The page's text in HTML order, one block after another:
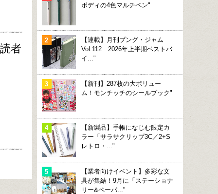
者
ボディの4色マルチペン"
【連載】月刊ブング・ジャム
Vol.112 2026年上半期ベストバ
イ..."
【新刊】287枚の大ボリュー
ム！モンチッチのシールブック"
【新製品】手帳になじむ限定カ
ラー「サラサクリップ3C／2+S
レトロ・..."
【業者向けイベント】多彩な文
具が集結！9月に「ステーショナ
リー&ペーパ..."